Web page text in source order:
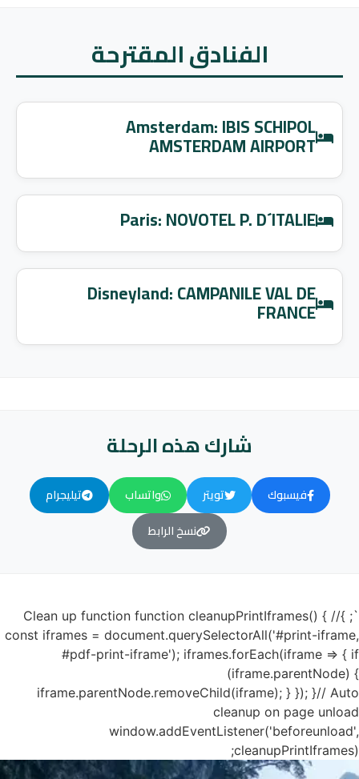
الفنادق المقترحة
Amsterdam: IBIS SCHIPOL
AMSTERDAM AIRPORT
Paris: NOVOTEL P. D´ITALIE
Disneyland: CAMPANILE VAL DE
FRANCE
شارك هذه الرحلة
فيسبوك تويتر واتساب
تيليجرام
نسخ الرابط
`; }// Clean up function function cleanupPrintIframes() {
const iframes = document.querySelectorAll('#print-iframe,
#pdf-print-iframe'); iframes.forEach(iframe => { if
(iframe.parentNode) {
iframe.parentNode.removeChild(iframe); } }); }// Auto
cleanup on page unload
window.addEventListener('beforeunload',
cleanupPrintIframes);